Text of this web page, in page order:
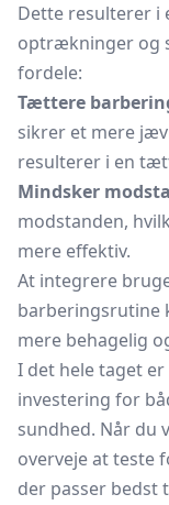
Dette resulterer
optrækninger og
fordele:
Tættere
sikrer et mere
resulterer i en
Mindsker
modstanden,
mere effektiv.
At integrere
barberingsrutine
mere behagelig
I det hele taget
investering for
sundhed. Når du
overveje at teste
der passer bedst